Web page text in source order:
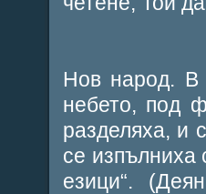
Нов народ. В
небето, под
разделяха, и
се изпълниха
езици“.